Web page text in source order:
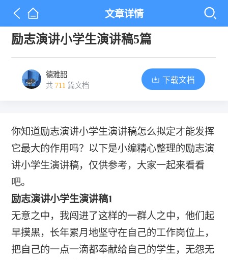
文章详情
励志演讲小学生演讲稿5篇
德雅韶
共 711 篇文档
下载文档
你知道励志演讲小学生演讲稿怎么拟定才能发挥
它最大的作用吗？以下是小编精心整理的励志演
讲小学生演讲稿，仅供参考，大家一起来看看
吧。
励志演讲小学生演讲稿1
无意之中，我闯进了这样的一群人之中，他们起
早摸黑，长年累月地坚守在自己的工作岗位上，
把自己的一点一滴都奉献给自己的学生，无怨无